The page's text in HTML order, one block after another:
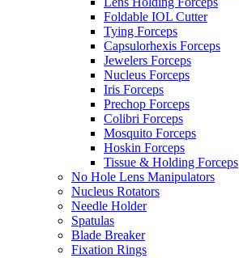
Foldable IOL Cutter
Tying Forceps
Capsulorhexis Forceps
Jewelers Forceps
Nucleus Forceps
Iris Forceps
Prechop Forceps
Colibri Forceps
Mosquito Forceps
Hoskin Forceps
Tissue & Holding Forceps
No Hole Lens Manipulators
Nucleus Rotators
Needle Holder
Spatulas
Blade Breaker
Fixation Rings